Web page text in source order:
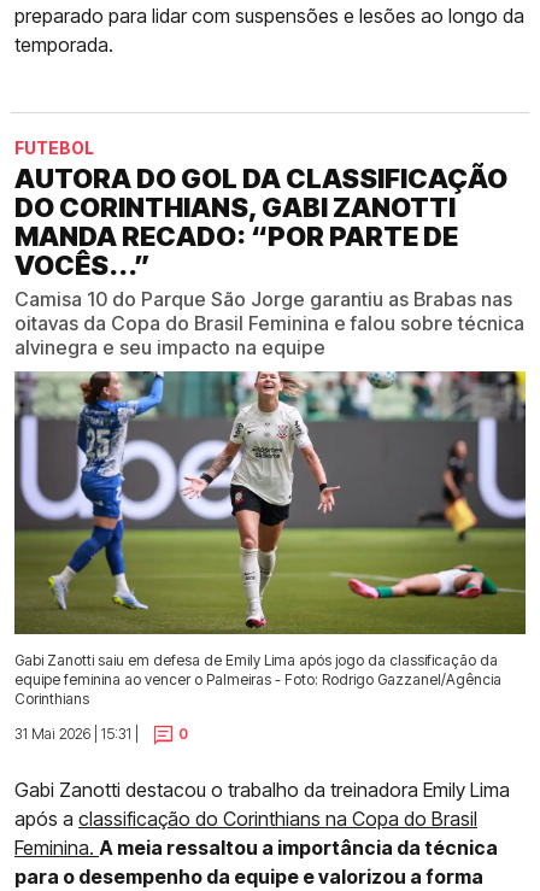
preparado para lidar com suspensões e lesões ao longo da
temporada.
FUTEBOL
AUTORA DO GOL DA CLASSIFICAÇÃO
DO CORINTHIANS, GABI ZANOTTI
MANDA RECADO: “POR PARTE DE
VOCÊS...”
Camisa 10 do Parque São Jorge garantiu as Brabas nas
oitavas da Copa do Brasil Feminina e falou sobre técnica
alvinegra e seu impacto na equipe
Gabi Zanotti saiu em defesa de Emily Lima após jogo da classificação da
equipe feminina ao vencer o Palmeiras - Foto: Rodrigo Gazzanel/Agência
Corinthians
31 Mai 2026 | 15:31 |
0
Gabi Zanotti destacou o trabalho da treinadora Emily Lima
após a classificação do Corinthians na Copa do Brasil
Feminina. A meia ressaltou a importância da técnica
para o desempenho da equipe e valorizou a forma